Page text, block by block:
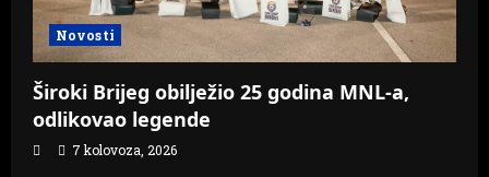
Novosti
Široki Brijeg obilježio 25 godina MNL-a,
odlikovao legende
7 kolovoza, 2026